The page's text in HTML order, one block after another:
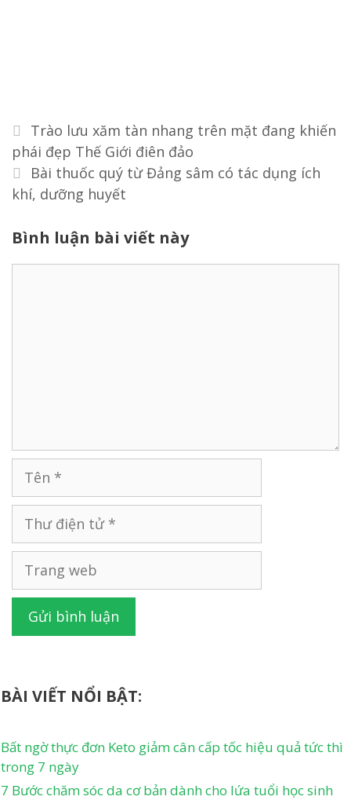
Điều
hướng
bài
viết
Trào lưu xăm tàn nhang trên mặt đang khiến
phái đẹp Thế Giới điên đảo
Bài thuốc quý từ Đảng sâm có tác dụng ích
khí, dưỡng huyết
Bình luận bài viết này
Thư
điện
tử
web
BÀI VIẾT NỔI BẬT:
Bất ngờ thực đơn Keto giảm cân cấp tốc hiệu quả tức thì
trong 7 ngày
7 Bước chăm sóc da cơ bản dành cho lứa tuổi học sinh